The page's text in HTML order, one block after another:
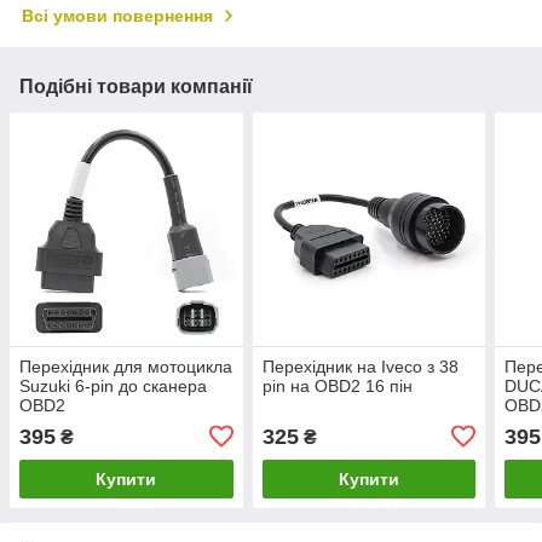
Всі умови повернення
Подібні товари компанії
Перехідник для мотоцикла
Suzuki 6-pin до сканера
OBD2
395 ₴
Купити
Перехідник на Iveco з 38
pin на OBD2 16 пін
325₴
Купити
395